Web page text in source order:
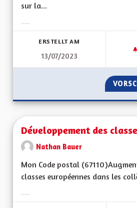
sur la...
ERSTELLT AM
13/07/2023
Développement des
Nathan Bauer
Mon Code postal
classes européennes dans les